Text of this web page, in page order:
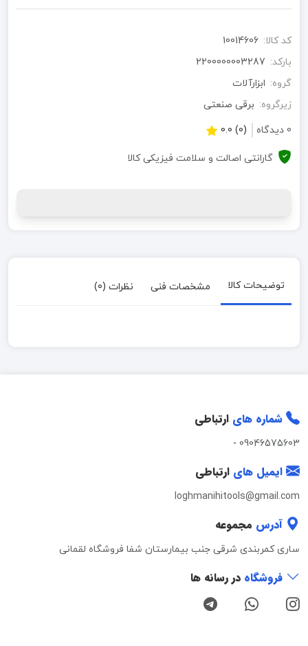
کد کالا: 10014606
بارکد: 2200000003287
گروه: ابزارآلات
زیرگروه: برقی صنعتی
0 دیدگاه
(0) 0.0
گارانتی اصالت و سلامت فیزیکی کالا
توضیحات کالا مشخصات فنی نظرات (0)
شماره های ارتباطی
09046575603
-
ایمیل های ارتباطی
loghmanihitools@gmail.com
آدرس مجموعه
ساری کمربندی شرقی جنب بیمارستان شفا فروشگاه لقمانی
فروشگاه در رسانه ها